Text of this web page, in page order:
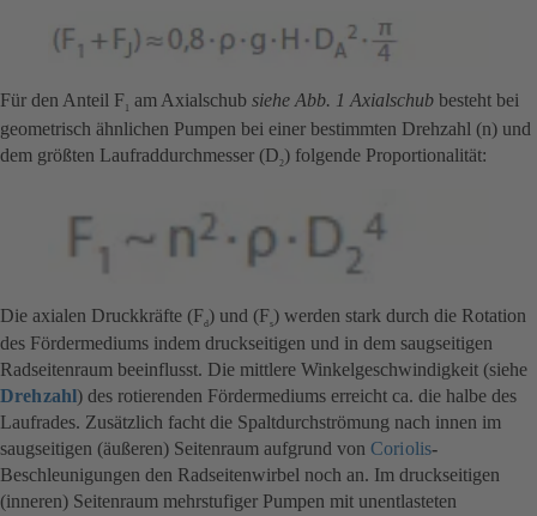
Für den Anteil F1 am Axialschub siehe Abb. 1 Axialschub besteht bei
geometrisch ähnlichen Pumpen bei einer bestimmten Drehzahl (n) und
dem größten Laufraddurchmesser (D2) folgende Proportionalität:
Die axialen Druckkräfte (Fd) und (Fs) werden stark durch die Rotation
des Fördermediums indem druckseitigen und in dem saugseitigen
Radseitenraum beeinflusst. Die mittlere Winkelgeschwindigkeit (siehe
Drehzahl) des rotierenden Fördermediums erreicht ca. die halbe des
Laufrades. Zusätzlich facht die Spaltdurchströmung nach innen im
saugseitigen (äußeren) Seitenraum aufgrund von Coriolis-
Beschleunigungen den Radseitenwirbel noch an. Im druckseitigen
(inneren) Seitenraum mehrstufiger Pumpen mit unentlasteten